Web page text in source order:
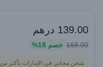
139.00 درهم
169.00 خصم 18%
شحن مجاني في الإمارات بأكثر من 150 درهم